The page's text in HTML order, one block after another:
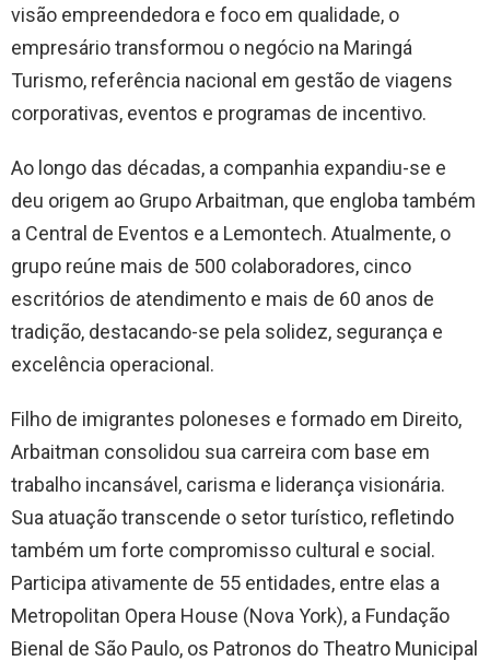
visão empreendedora e foco em qualidade, o
empresário transformou o negócio na Maringá
Turismo, referência nacional em gestão de viagens
corporativas, eventos e programas de incentivo.
Ao longo das décadas, a companhia expandiu-se e
deu origem ao Grupo Arbaitman, que engloba também
a Central de Eventos e a Lemontech. Atualmente, o
grupo reúne mais de 500 colaboradores, cinco
escritórios de atendimento e mais de 60 anos de
tradição, destacando-se pela solidez, segurança e
excelência operacional.
Filho de imigrantes poloneses e formado em Direito,
Arbaitman consolidou sua carreira com base em
trabalho incansável, carisma e liderança visionária.
Sua atuação transcende o setor turístico, refletindo
também um forte compromisso cultural e social.
Participa ativamente de 55 entidades, entre elas a
Metropolitan Opera House (Nova York), a Fundação
Bienal de São Paulo, os Patronos do Theatro Municipal